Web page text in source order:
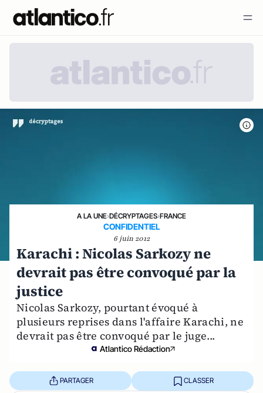
A LA UNE›DÉCRYPTAGES›FRANCE
CONFIDENTIEL
6 juin 2012
Karachi : Nicolas Sarkozy ne
devrait pas être convoqué par la
justice
Nicolas Sarkozy, pourtant évoqué à
plusieurs reprises dans l'affaire Karachi, ne
devrait pas être convoqué par le juge...
Atlantico Rédaction
PARTAGER CLASSER